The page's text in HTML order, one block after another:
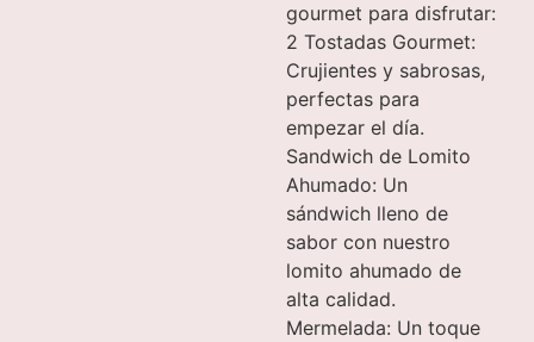
gourmet para disfrutar:
2 Tostadas Gourmet:
Crujientes y sabrosas,
perfectas para
empezar el día.
Sandwich de Lomito
Ahumado: Un
sándwich lleno de
sabor con nuestro
lomito ahumado de
alta calidad.
Mermelada: Un toque